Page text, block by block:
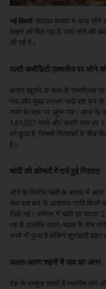
नई दिल्ली: सराफा बाजार में आज सोने
देखने को मिल रहा है, जहां सोने की
की गई है।
मल्टी कमोडिटी एक्सचेंज पर सोने
बाजार खुलने के साथ ही एमसीएक्स
गया और सुबह लगभग साढ़े दस बजे के
रुपये के स्तर पर पहुंच गया। आज के
1,61,027 रुपये और ऊपरी स्तर पर
को छुआ है, जिससे निवेशकों के बीच
है।
चांदी की कीमतों में दर्ज हुई गिरावट
सोने के विपरीत चांदी के बाजार में
सवा दस बजे के आसपास प्रति किलो
देखी गई। वर्तमान में चांदी का
रहा है, हालांकि उतार-चढ़ाव के बीच
रुपये भी छुआ है लेकिन शुरुआती बढ़त
अलग-अलग शहरों में भाव का अंतर
देश के प्रमुख शहरों में स्थानीय मांग